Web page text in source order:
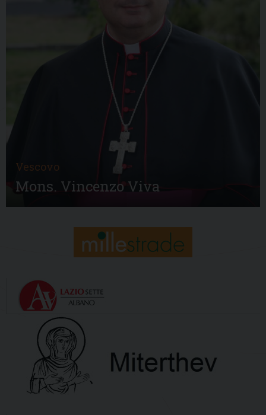
Vescovo
Mons. Vincenzo Viva